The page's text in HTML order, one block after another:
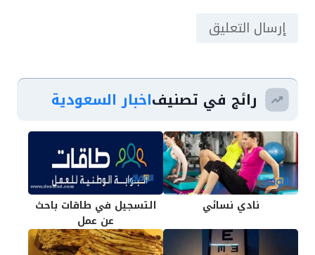
رائج في تصنيفاخبار السعودية
نادي نسائي
التسجيل في طاقات باحث
عن عمل